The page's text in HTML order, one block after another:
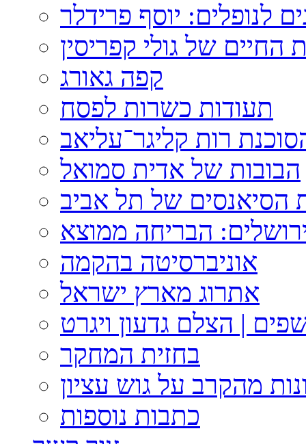
לנופלים: יוסף פרידלר
החיים של גולי קפריסין
קפה גאורג
תעודות כשרות לפסח
רות קליגר־עליאב
הבובות של אדית סמואל
של תל אביב
הבריחה ממוצא
אוניברסיטה בהקמה
אתרוג מארץ ישראל
| הצלם גדעון ויגרט
בחזית המחקר
מהקרב על גוש עציון
כתבות נוספות